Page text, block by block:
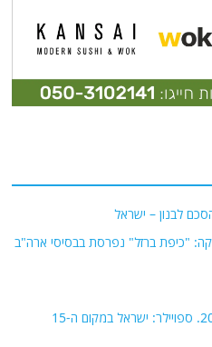
לבנון – ישראל
"כיפת ברזל" נפרסת בבסיסי ארה"ב
10 הצבאות החזקים בעולם לשנת 2026. ספויילר: ישראל במקום ה-15